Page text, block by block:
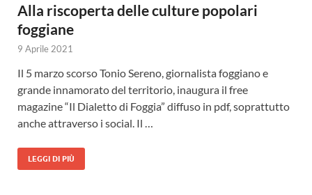
Alla riscoperta delle culture popolari
foggiane
9 Aprile 2021
Il 5 marzo scorso Tonio Sereno, giornalista foggiano e
grande innamorato del territorio, inaugura il free
magazine “Il Dialetto di Foggia” diffuso in pdf, soprattutto
anche attraverso i social. Il …
LEGGI DI PIÙ